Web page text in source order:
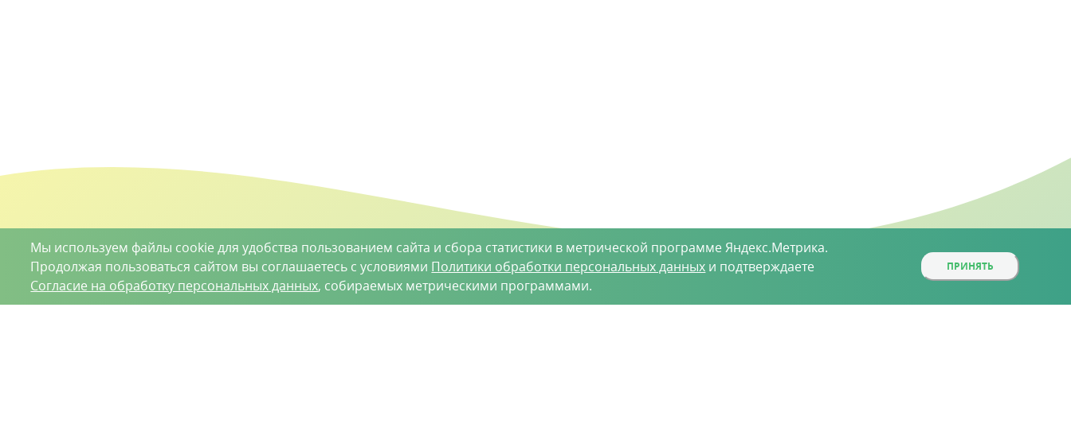
Мы используем файлы cookie для удобства пользованием сайта и сбора статистики в метрической программе Яндекс.Метрика.
Продолжая пользоваться сайтом вы соглашаетесь с условиями Политики обработки персональных данных и подтверждаете
Согласие на обработку персональных данных, собираемых метрическими программами.
ПРИНЯТЬ